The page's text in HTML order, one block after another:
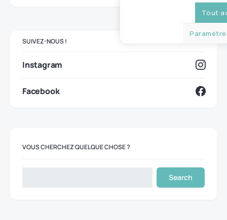
SUIVEZ-NOUS !
Instagram
Facebook
VOUS CHERCHEZ QUELQUE CHOSE ?
Search
Tout